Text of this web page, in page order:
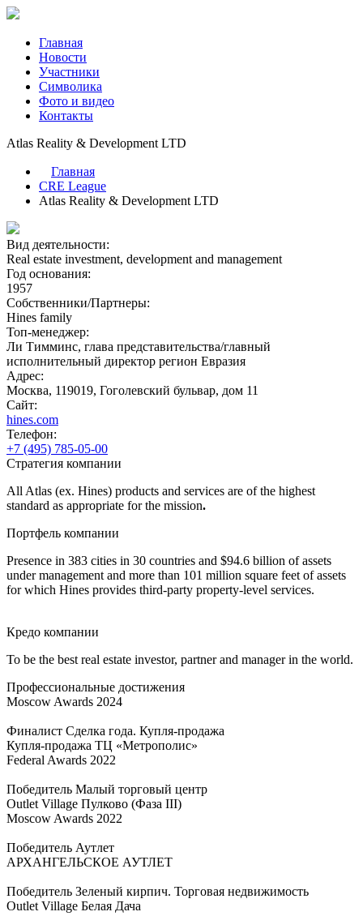
Главная
Новости
Участники
Символика
Фото и видео
Контакты
Atlas Reality & Development LTD
Главная
CRE League
Atlas Reality & Development LTD
Вид деятельности:
Real estate investment, development and management
Год основания:
1957
Собственники/Партнеры:
Hines family
Топ-менеджер:
Ли Тимминс, глава представительства/главный
исполнительный директор регион Евразия
Адрес:
Москва, 119019, Гоголевский бульвар, дом 11
Сайт:
hines.com
Телефон:
+7 (495) 785-05-00
Стратегия компании
All Atlas (ex. Hines) products and services are of the highest
standard as appropriate for the mission.
Портфель компании
Presence in 383 cities in 30 countries and $94.6 billion of assets
under management and more than 101 million square feet of assets
for which Hines provides third-party property-level services.
Кредо компании
To be the best real estate investor, partner and manager in the world.
Профессиональные достижения
Moscow Awards 2024
Финалист Сделка года. Купля-продажа
Купля-продажа ТЦ «Метрополис»
Federal Awards 2022
Победитель Малый торговый центр
Outlet Village Пулково (Фаза III)
Moscow Awards 2022
Победитель Аутлет
АРХАНГЕЛЬСКОЕ АУТЛЕТ
Победитель Зеленый кирпич. Торговая недвижимость
Outlet Village Белая Дача